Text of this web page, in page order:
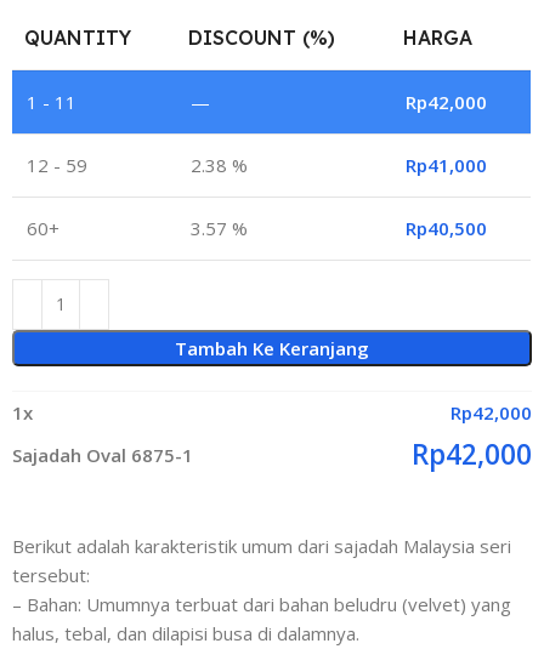
QUANTITY DISCOUNT (%) HARGA
1 - 11 — Rp42,000
12 - 59 2.38 % Rp41,000
60+ 3.57 % Rp40,500
Tambah Ke Keranjang
1x Rp42,000
Sajadah Oval 6875-1
Rp42,000
Berikut adalah karakteristik umum dari sajadah Malaysia seri
tersebut:
– Bahan: Umumnya terbuat dari bahan beludru (velvet) yang
halus, tebal, dan dilapisi busa di dalamnya.